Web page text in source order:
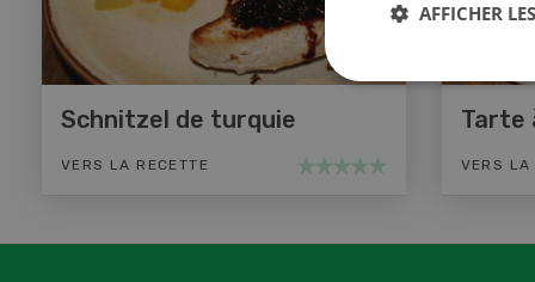
Schnitzel de turquie
VERS LA RECETTE
Tarte
VERS LA
AFFICHER